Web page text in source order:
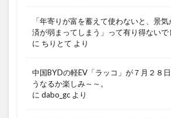
「年寄りが富を蓄えて使わないと、景
済が弱まってしまう」って有り得ないで
に ちりとて より
中国BYDの軽EV「ラッコ」が７月２８
うなるか楽しみ～～。
に dabo_gc より